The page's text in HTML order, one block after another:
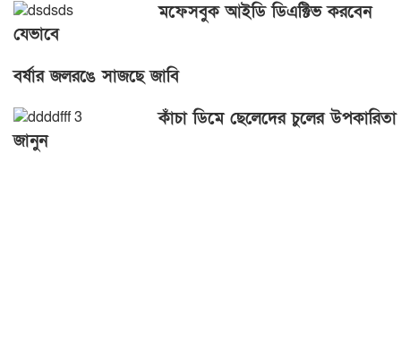
মফেসবুক আইডি ডিএক্টিভ করবেন
যেভাবে
বর্ষার জলরঙে সাজছে জাবি
কাঁচা ডিমে ছেলেদের চুলের উপকারিতা
জানুন